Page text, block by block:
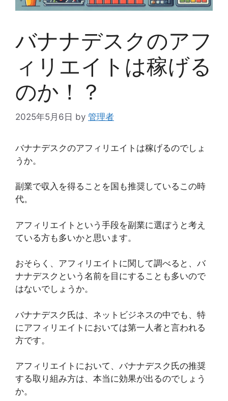
バナナデスクのアフ
ィリエイトは稼げる
のか！？
2025年5月6日 by 管理者
バナナデスクのアフィリエイトは稼げるのでしょ
うか。
副業で収入を得ることを国も推奨しているこの時
代。
アフィリエイトという手段を副業に選ぼうと考え
ている方も多いかと思います。
おそらく、アフィリエイトに関して調べると、バ
ナナデスクという名前を目にすることも多いので
はないでしょうか。
バナナデスク氏は、ネットビジネスの中でも、特
にアフィリエイトにおいては第一人者と言われる
方です。
アフィリエイトにおいて、バナナデスク氏の推奨
する取り組み方は、本当に効果が出るのでしょう
か。